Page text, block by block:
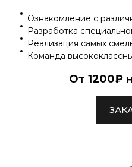
Ознакомление с
Разработка
Реализация самых
Команда
От 1200₽